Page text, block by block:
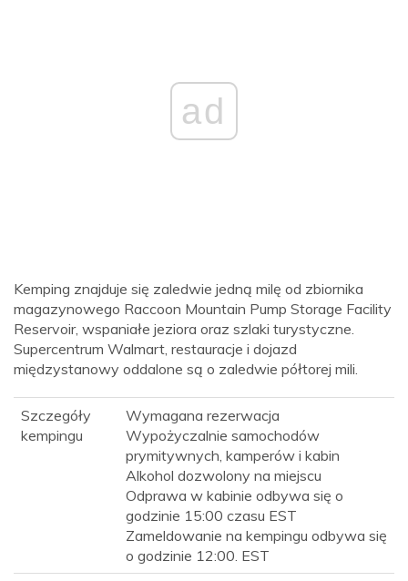
ad
Kemping znajduje się zaledwie jedną milę od zbiornika
magazynowego Raccoon Mountain Pump Storage Facility
Reservoir, wspaniałe jeziora oraz szlaki turystyczne.
Supercentrum Walmart, restauracje i dojazd
międzystanowy oddalone są o zaledwie półtorej mili.
Szczegóły
kempingu
Wymagana rezerwacja
Wypożyczalnie samochodów
prymitywnych, kamperów i kabin
Alkohol dozwolony na miejscu
Odprawa w kabinie odbywa się o
godzinie 15:00 czasu EST
Zameldowanie na kempingu odbywa się
o godzinie 12:00. EST